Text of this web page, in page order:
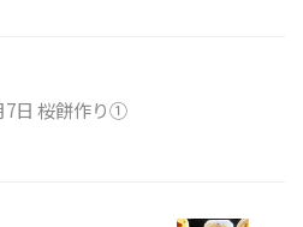
7日 桜餅作り①